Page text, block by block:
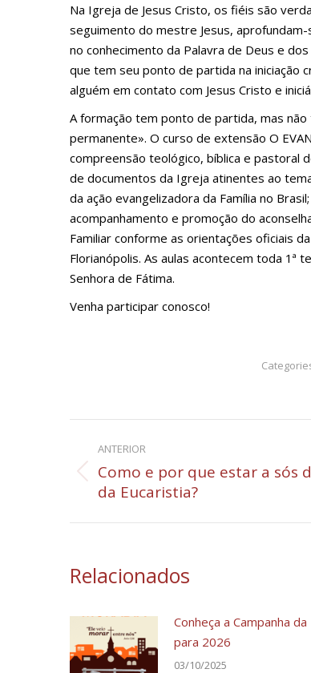
Na Igreja de Jesus Cristo, os fiéis são
seguimento do mestre Jesus,
no conhecimento da Palavra de Deus e
que tem seu ponto de partida na iniciação
alguém em contato com Jesus Cristo e
A formação tem ponto de partida, mas
permanente». O curso de extensão O
compreensão teológico, bíblica e pastoral
de documentos da Igreja atinentes ao
da ação evangelizadora da Família no
acompanhamento e promoção do
Familiar conforme as orientações oficiais
Florianópolis. As aulas acontecem toda 1ª
Senhora de Fátima.
Venha participar conosco!
Navegação
de
post:
ANTERIOR
Post
anterior:
Como e por que estar a sós
da Eucaristia?
Relacionados
Conheça a Campanha
para 2026
03/10/2025